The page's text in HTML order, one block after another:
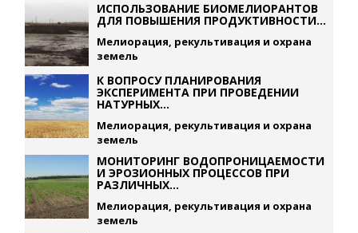
ИСПОЛЬЗОВАНИЕ БИОМЕЛИОРАНТОВ
ДЛЯ ПОВЫШЕНИЯ ПРОДУКТИВНОСТИ...
Мелиорация, рекультивация и охрана
земель
К ВОПРОСУ ПЛАНИРОВАНИЯ
ЭКСПЕРИМЕНТА ПРИ ПРОВЕДЕНИИ
НАТУРНЫХ...
Мелиорация, рекультивация и охрана
земель
МОНИТОРИНГ ВОДОПРОНИЦАЕМОСТИ
И ЭРОЗИОННЫХ ПРОЦЕССОВ ПРИ
РАЗЛИЧНЫХ...
Мелиорация, рекультивация и охрана
земель